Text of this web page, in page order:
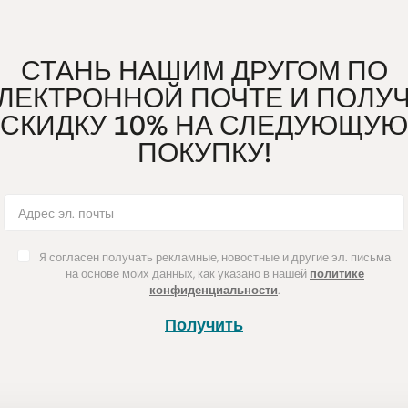
СТАНЬ НАШИМ ДРУГОМ ПО
ПОЧТЕ И
СКИДКУ 10% НА СЛЕДУЮЩУЮ
ПОКУПКУ!
Я согласен получать рекламные, новостные и другие эл. письма
на основе моих данных, как указано в нашей политике
конфиденциальности.
Получить